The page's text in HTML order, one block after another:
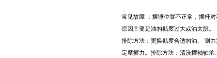
常见故障 ：摆锤位置不正常，摆杆
原因主要是油的黏度过大或油太脏。
排除方法：更换黏度合适的油。 测
定摩擦力。排除方法：清洗摆轴轴